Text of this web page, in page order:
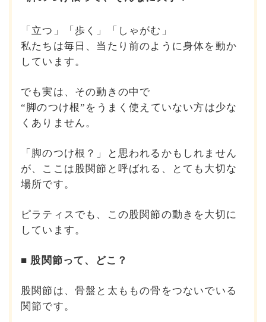
「立つ」「歩く」「しゃがむ」
私たちは毎日、当たり前のように身体を動か
しています。
でも実は、その動きの中で
“脚のつけ根”をうまく使えていない方は少な
くありません。
「脚のつけ根？」と思われるかもしれません
が、 ここは股関節と呼ばれる、とても大切な
場所です。
ピラティスでも、この股関節の動きを大切に
しています。
■ 股関節って、どこ？
股関節は、骨盤と太ももの骨をつないでいる
関節です。